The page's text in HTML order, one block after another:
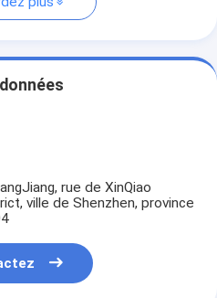
rue de XinQiao
ville de Shenzhen, province